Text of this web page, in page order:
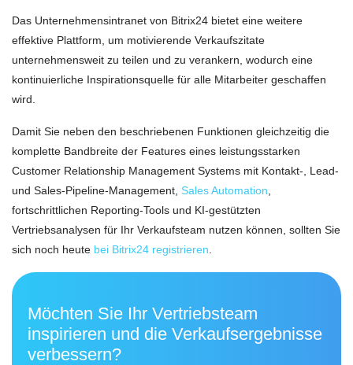
Das Unternehmensintranet von Bitrix24 bietet eine weitere
effektive Plattform, um motivierende Verkaufszitate
unternehmensweit zu teilen und zu verankern, wodurch eine
kontinuierliche Inspirationsquelle für alle Mitarbeiter geschaffen
wird.
Damit Sie neben den beschriebenen Funktionen gleichzeitig die
komplette Bandbreite der Features eines leistungsstarken
Customer Relationship Management Systems mit Kontakt-, Lead-
und Sales-Pipeline-Management, Sales Automation
fortschrittlichen Reporting-Tools und KI-gestützten
Vertriebsanalysen für Ihr Verkaufsteam nutzen können, sollten Sie
sich noch heute bei Bitrix24 registrieren
Möchten Sie Ihr Vertriebsteam
inspirieren und die Verkaufsergebnisse
verbessern?